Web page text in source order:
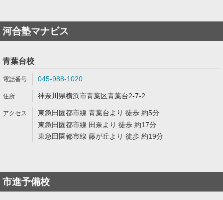
河合塾マナビス
青葉台校
045-988-1020
神奈川県横浜市青葉区青葉台2-7-2
東急田園都市線 青葉台より 徒歩 約5分
東急田園都市線 田奈より 徒歩 約17分
東急田園都市線 藤が丘より 徒歩 約19分
市進予備校